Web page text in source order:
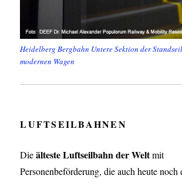
Heidelberg Bergbahn Untere Sektion der
modernen Wagen
LUFTSEILBAHNEN
Dieälteste Luftseilbahn der Weltmit
Personenbeförderung, die auch heute